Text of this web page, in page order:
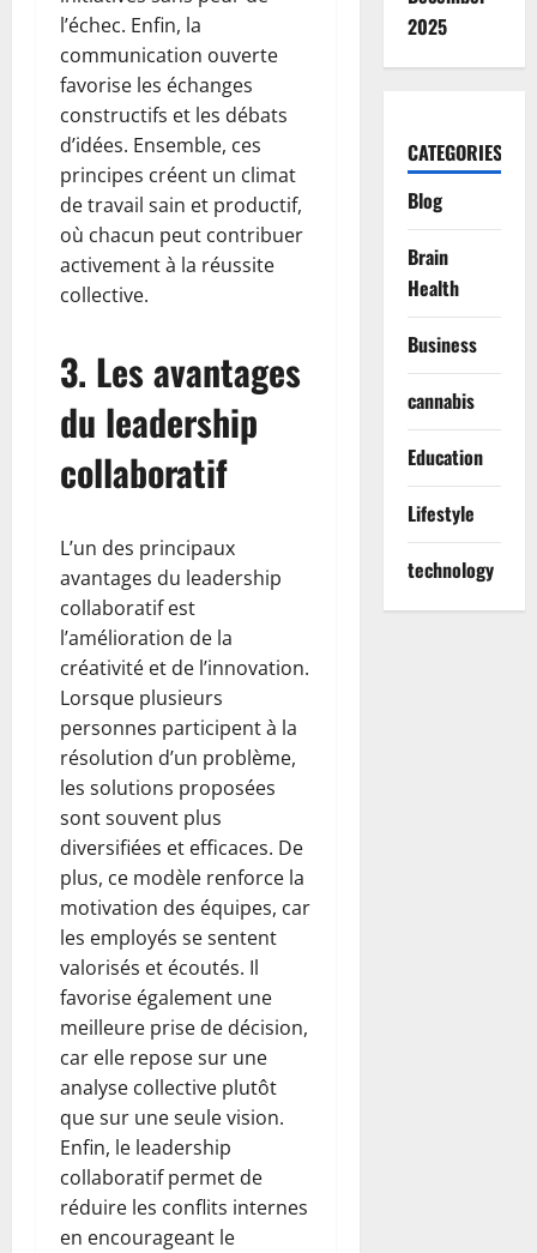
l’échec. Enfin, la
communication ouverte
favorise les échanges
constructifs et les débats
d’idées. Ensemble, ces
principes créent un climat
de travail sain et productif,
où chacun peut contribuer
activement à la réussite
collective.
3. Les avantages
du leadership
collaboratif
L’un des principaux
avantages du leadership
collaboratif est
l’amélioration de la
créativité et de l’innovation.
Lorsque plusieurs
personnes participent à la
résolution d’un problème,
les solutions proposées
sont souvent plus
diversifiées et efficaces. De
plus, ce modèle renforce la
motivation des équipes, car
les employés se sentent
valorisés et écoutés. Il
favorise également une
meilleure prise de décision,
car elle repose sur une
analyse collective plutôt
que sur une seule vision.
Enfin, le leadership
collaboratif permet de
réduire les conflits internes
en encourageant le
2025
CATEGORIES
Blog
Brain
Health
Business
cannabis
Education
Lifestyle
technology